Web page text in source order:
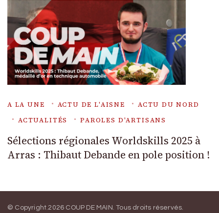
A LA UNE ACTU DE L'AISNE
ACTU DU NORD
ACTUALITÉS
PAROLES D'ARTISANS
Sélections régionales Worldskills 2025 à
Arras : Thibaut Debande en pole position !
© Copyright.2026 COUP DE MAIN. Tous droits réservés.